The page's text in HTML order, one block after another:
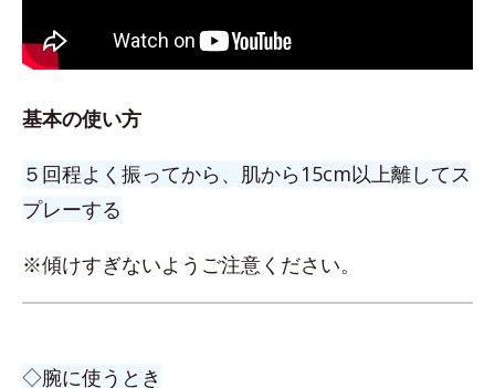
基本の使い方
５回程よく振ってから、肌から15cm以上離してス
プレーする
※傾けすぎないようご注意ください。
◇腕に使うとき